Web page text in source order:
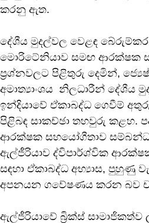
කරනු ඇත.
දේශීය මුදල්වල වෙළඳ
මොරිටේනියාව සමඟ ආරක්ෂක
ප්‍රශ්නවලට පිළිතුරු දෙමින්,
අමාත්‍යාංශය නිලධාරීන් දේශීය
ඉන්දියාවේ ඒකාබද්ධ ගෙවීම්
පිළිබඳ සාකච්ඡා තහවුරු කළහ.
ආරක්ෂක සහයෝගීතාව
ඇල්ජීරියාව ද්විපාර්ශ්වික
සඳහා ඒකාබද්ධ අභ්‍යාස, පුහුණු
අපනයන ගවේෂණය කරන බව
ඇල්ජීරියාවේ බ්‍රික්ස්